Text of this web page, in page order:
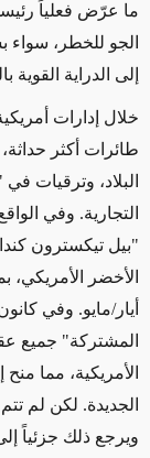
ما عرّض فعلياً
الجو للخطر، سواء
إلى الدراية القوية
خلال إدارات
طائرات أكثر
البلاد، وترقيات
التجارية. وفي
"بيل تيكسترون
المشتركة" جميع
الأمريكية، مما منح
الجديدة. لكن لم
ويرجع ذلك جزئياً